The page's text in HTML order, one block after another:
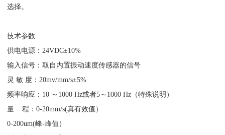
选择。
技术参数
供电电源：24VDC±10%
输入信号：取自内置振动速度传感器的信号
灵 敏 度：20mv/mm/s±5%
频率响应：10 ～1000 Hz或者5～1000 Hz（特殊说明）
量 程：0-20mm/s(真有效值）
0-200um(峰-峰值）